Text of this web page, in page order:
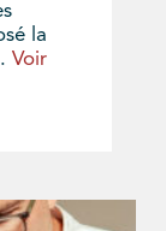
la
Voir